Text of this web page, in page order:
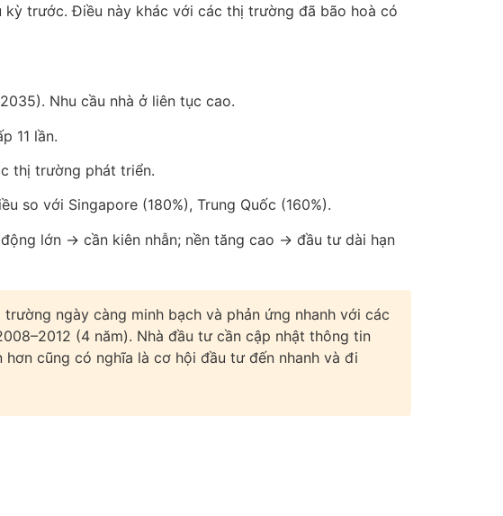
kỳ trước. Điều này khác với các thị trường đã bão hoà có
Nhu cầu nhà ở liên tục cao.
11 lần.
thị trường phát triển.
so với Singapore (180%), Trung Quốc (160%).
lớn → cần kiên nhẫn; nền tăng cao → đầu tư dài hạn
ngày càng minh bạch và phản ứng nhanh với các
(4 năm). Nhà đầu tư cần cập nhật thông tin
cũng có nghĩa là cơ hội đầu tư đến nhanh và đi